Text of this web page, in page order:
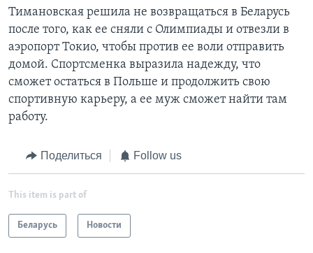
Тимановская решила не возвращаться в Беларусь
после того, как ее сняли с Олимпиады и отвезли в
аэропорт Токио, чтобы против ее воли отправить
домой. Спортсменка выразила надежду, что
сможет остаться в Польше и продолжить свою
спортивную карьеру, а ее муж сможет найти там
работу.
Поделиться Follow us
This item is part of
Беларусь Новости